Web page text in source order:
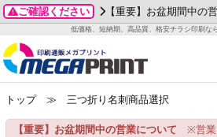
ご確認ください 【重要】お盆期間中の
低価格、短納期、高品質、格安チラシ印刷な
商品一覧
グッズ
ステッカー
ご利用ガイド
お客様へ
いて
刷
カード印刷
データ作成ガイド
成前に
ガイド
テンプレート
ード印刷
名刺印刷
一覧
わせ
2026年 8月
月
火 水 木 金
土
3
4 5 6 7
8
トップ≫ 三つ折り名刺商品選択
【重要】お盆期間中の営業について ※営業